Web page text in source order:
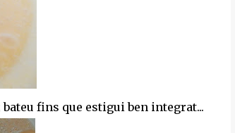
fins que estigui ben integrat...